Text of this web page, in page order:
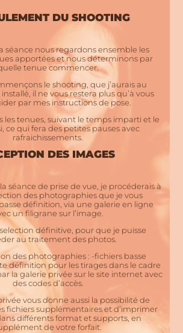
DU SHOOTING
séance nous regardons ensemble les
apportées et nous déterminons par
tenue commencer.
le shooting, que j’aurais au
il ne vous restera plus qu’à vous
par mes instructions de pose.
les tenues, suivant le temps imparti et le
ce qui fera des petites pauses avec
rafraichissements.
DES IMAGES
séance de prise de vue, je procéderais à
des photographies que je vous
définition, via une galerie en ligne
un filigrane sur l’image.
définitive, pour que je puisse
au traitement des photos.
des photographies : -fichiers basse
définition pour les tirages dans le cadre
la galerie privée sur le site internet avec
des codes d’accès.
vous donne aussi la possibilité de
fichiers supplémentaires et d’imprimer
différents format et supports, en
de votre forfait.